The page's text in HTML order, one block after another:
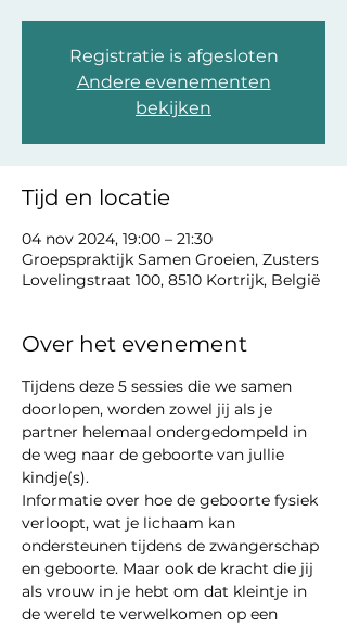
Registratie is afgesloten
Andere evenementen
bekijken
Tijd en locatie
04 nov 2024, 19:00 – 21:30
Groepspraktijk Samen Groeien, Zusters
Lovelingstraat 100, 8510 Kortrijk, België
Over het evenement
Tijdens deze 5 sessies die we samen
doorlopen, worden zowel jij als je
partner helemaal ondergedompeld in
de weg naar de geboorte van jullie
kindje(s).
Informatie over hoe de geboorte fysiek
verloopt, wat je lichaam kan
ondersteunen tijdens de zwangerschap
en geboorte. Maar ook de kracht die jij
als vrouw in je hebt om dat kleintje in
de wereld te verwelkomen op een